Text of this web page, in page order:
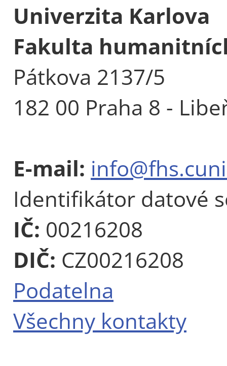
Univerzita Karlova
Fakulta
Pátkova 2137/5
182 00 Praha 8 -
E-mail:
Identifikátor datové
IČ: 00216208
DIČ: CZ00216208
Podatelna
Všechny kontakty